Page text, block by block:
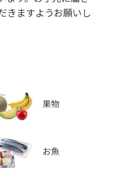
きますようお願いし